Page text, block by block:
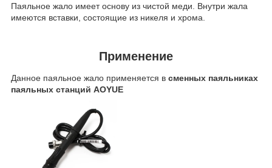
Паяльное жало имеет основу из чистой меди. Внутри жала
имеются вставки, состоящие из никеля и хрома.
Применение
Данное паяльное жало применяется в сменных паяльниках
паяльных станций AOYUE